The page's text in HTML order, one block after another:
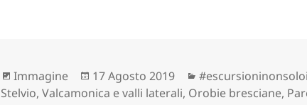
Formato
Immagine
Scritto
il
17 Agosto 2019 Categorie
Stelvio,Valcamonica e valli laterali, Orobie bresciane,